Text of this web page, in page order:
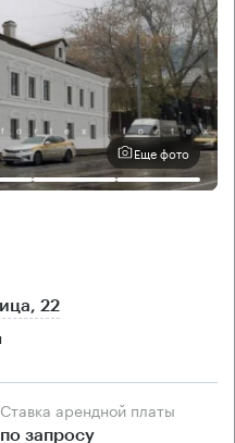
Еще фото
22
Ставка арендной платы
по запросу